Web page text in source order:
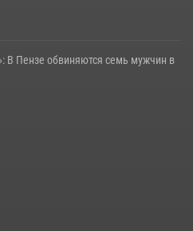
В Пензе обвиняются семь мужчин в